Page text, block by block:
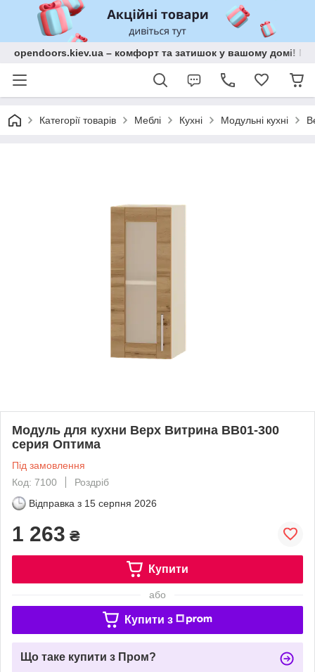
opendoors.kiev.ua – комфорт та затишок у вашому домі!
Категорії товарів Меблі Кухні Модульні кухні
Модуль для кухни Верх Витрина ВВ01-300
серия Оптима
Під замовлення
Код: 7100
Роздріб
Відправка з 15 серпня 2026
1 263 ₴
Купити
або
Купити з
Що таке купити з Пром?